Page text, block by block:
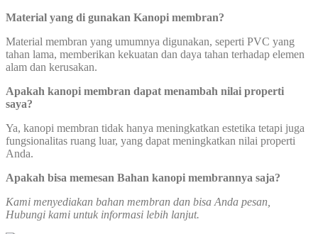
Material yang di gunakan Kanopi membran?
Material membran yang umumnya digunakan, seperti PVC yang
tahan lama, memberikan kekuatan dan daya tahan terhadap elemen
alam dan kerusakan.
Apakah kanopi membran dapat menambah nilai properti
saya?
Ya, kanopi membran tidak hanya meningkatkan estetika tetapi juga
fungsionalitas ruang luar, yang dapat meningkatkan nilai properti
Anda.
Apakah bisa memesan Bahan kanopi membrannya saja?
Kami menyediakan bahan membran dan bisa Anda pesan,
Hubungi kami untuk informasi lebih lanjut.